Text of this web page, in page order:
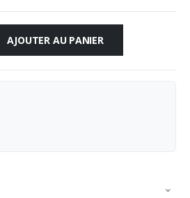
AJOUTER AU PANIER